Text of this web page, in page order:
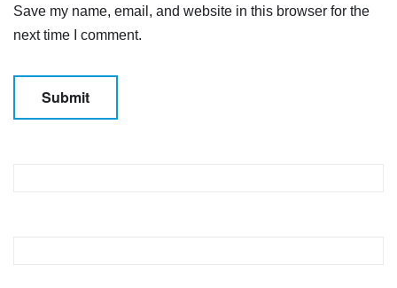
Save my name, email, and website in this browser for the
next time I comment.